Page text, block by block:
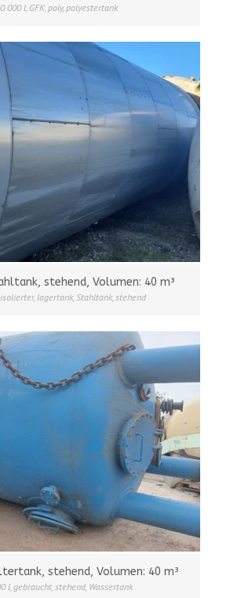
l, GFK,poly,polyestertank
stehend, Volumen: 40 m³
isolierter, lagertank,Stahltank,stehend
stehend, Volumen: 40 m³
l,gebraucht,stehend, Wassertank